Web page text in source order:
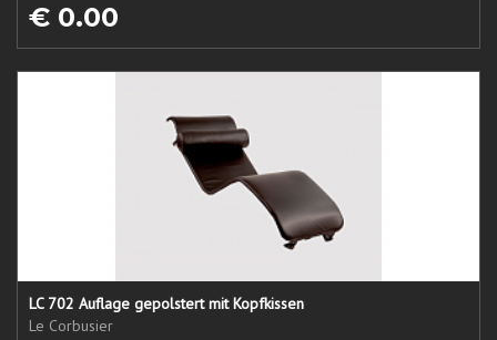
€ 0.00
LC 702 Auflage gepolstert mit Kopfkissen
Le Corbusier